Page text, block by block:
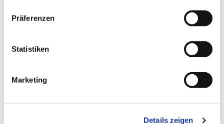
Präferenzen
Statistiken
Marketing
Details zeigen
Familienzentrum im TRollberg Bad Belzig